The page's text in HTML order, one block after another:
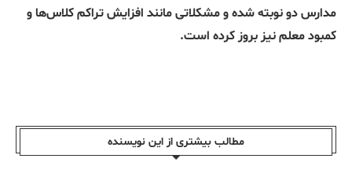
مدارس دو نوبته شده و مشکلاتی مانند افزایش تراکم کلاس‌ها و
کمبود معلم نیز بروز کرده است.
مطالب بیشتری از این نویسندە